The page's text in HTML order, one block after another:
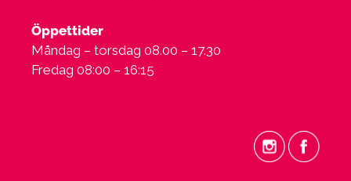
Öppettider
Måndag – torsdag 08.00 – 17.30
Fredag 08:00 – 16:15